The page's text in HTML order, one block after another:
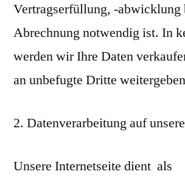
Vertragserfüllung, -abwicklung
Abrechnung notwendig ist. In
werden wir Ihre Daten
an unbefugte Dritte
Datenverarbeitung auf
Unsere Internetseite dient als